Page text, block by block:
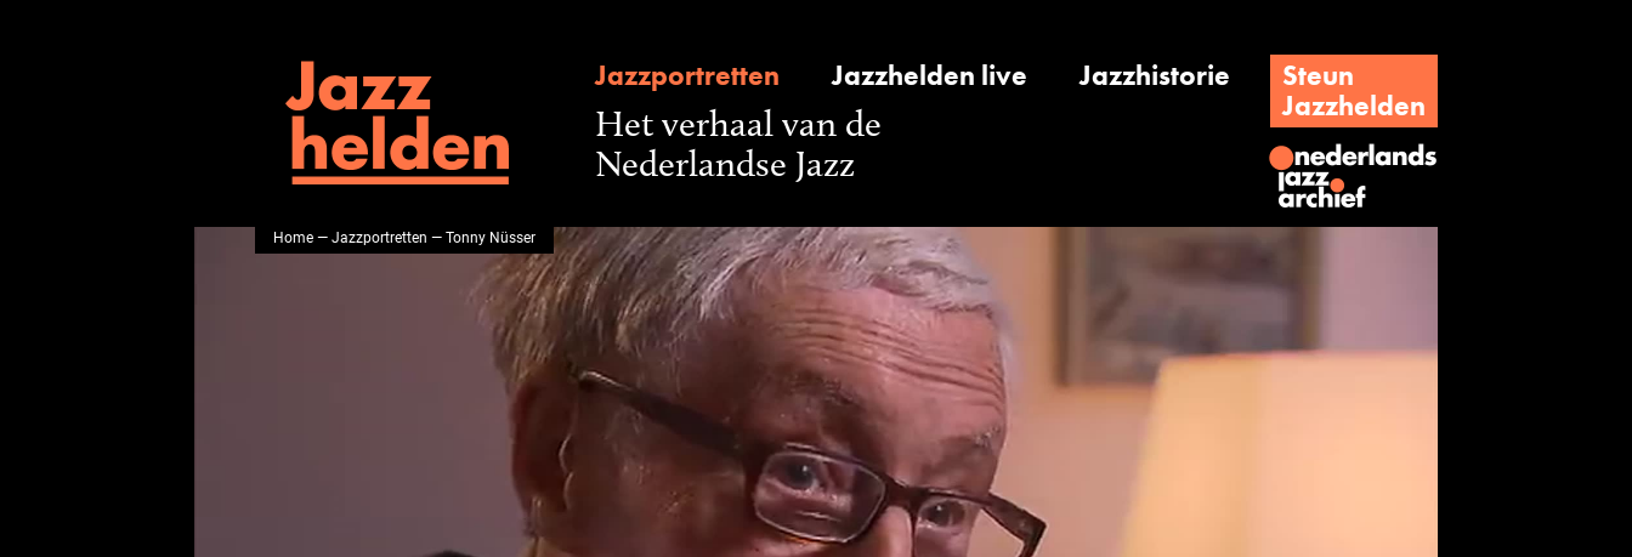
Jazzportretten Jazzhelden live Jazzhistorie
Steun
Jazzhelden
Het verhaal van de
Nederlandse Jazz
Home—Jazzportretten — Tonny Nüsser